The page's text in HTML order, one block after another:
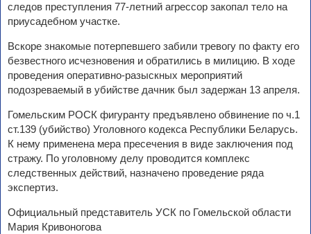
следов преступления 77-летний агрессор закопал тело на
приусадебном участке.
Вскоре знакомые потерпевшего забили тревогу по факту его
безвестного исчезновения и обратились в милицию. В ходе
проведения оперативно-разыскных мероприятий
подозреваемый в убийстве дачник был задержан 13 апреля.
Гомельским РОСК фигуранту предъявлено обвинение по ч.1
ст.139 (убийство) Уголовного кодекса Республики Беларусь.
К нему применена мера пресечения в виде заключения под
стражу. По уголовному делу проводится комплекс
следственных действий, назначено проведение ряда
экспертиз.
Официальный представитель УСК по Гомельской области
Мария Кривоногова